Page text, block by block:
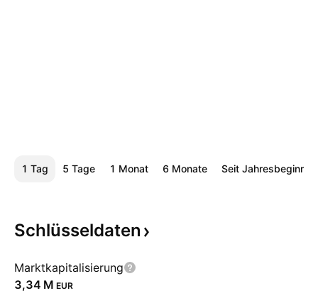
1 Tag 5 Tage 1 Monat 6 Monate Seit Jahresbeginn
Schlüsseldaten
Marktkapitalisierung
‪3,34 M‬ EUR